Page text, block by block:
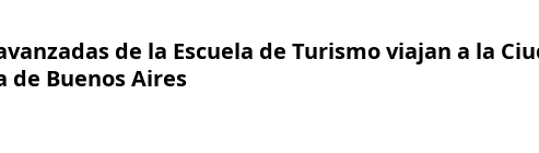
de la Escuela de Turismo viajan a la
de Buenos Aires